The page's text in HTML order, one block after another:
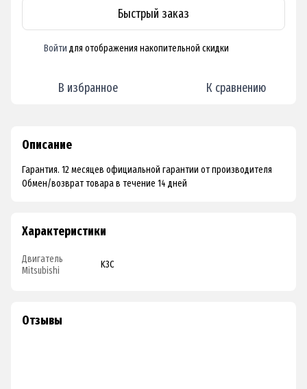
Быстрый заказ
Войти для отображения накопительной скидки
В избранное К сравнению
Описание
Гарантия. 12 месяцев официальной гарантии от производителя
Обмен/возврат товара в течение 14 дней
Характеристики
Двигатель
Mitsubishi
K3C
Отзывы